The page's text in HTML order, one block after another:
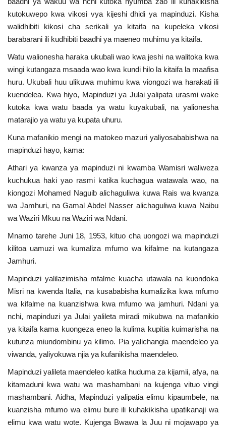
kutokuwepo kwa vikosi vya kijeshi dhidi ya mapinduzi. Kisha
walidhibiti kikosi cha serikali ya kitaifa na kupeleka vikosi
barabarani ili kudhibiti baadhi ya maeneo muhimu ya kitaifa.
Watu walionesha haraka ukubali wao kwa jeshi na walitoka kwa
wingi kutangaza msaada wao kwa kundi hilo la kitaifa la maafisa
huru. Ukubali huu ulikuwa muhimu kwa viongozi wa harakati ili
kuendelea. Kwa hiyo, Mapinduzi ya Julai yalipata urasmi wake
kutoka kwa watu baada ya watu kuyakubali, na yalionesha
matarajio ya watu ya kupata uhuru.
Kuna mafanikio mengi na matokeo mazuri yaliyosababishwa na
mapinduzi hayo, kama:
Athari ya kwanza ya mapinduzi ni kwamba Wamisri waliweza
kuchukua haki yao rasmi katika kuchagua watawala wao, na
kiongozi Mohamed Naguib alichaguliwa kuwa Rais wa kwanza
wa Jamhuri, na Gamal Abdel Nasser alichaguliwa kuwa Naibu
wa Waziri Mkuu na Waziri wa Ndani.
Mnamo tarehe Juni 18, 1953, kituo cha uongozi wa mapinduzi
kilitoa uamuzi wa kumaliza mfumo wa kifalme na kutangaza
Jamhuri.
Mapinduzi yalilazimisha mfalme kuacha utawala na kuondoka
Misri na kwenda Italia, na kusababisha kumalizika kwa mfumo
wa kifalme na kuanzishwa kwa mfumo wa jamhuri. Ndani ya
nchi, mapinduzi ya Julai yalileta miradi mikubwa na mafanikio
ya kitaifa kama kuongeza eneo la kulima kupitia kuimarisha na
kutunza miundombinu ya kilimo. Pia yalichangia maendeleo ya
viwanda, yaliyokuwa njia ya kufanikisha maendeleo.
Mapinduzi yalileta maendeleo katika huduma za kijamii, afya, na
kitamaduni kwa watu wa mashambani na kujenga vituo vingi
mashambani. Aidha, Mapinduzi yalipatia elimu kipaumbele, na
kuanzisha mfumo wa elimu bure ili kuhakikisha upatikanaji wa
elimu kwa watu wote. Kujenga Bwawa la Juu ni mojawapo ya